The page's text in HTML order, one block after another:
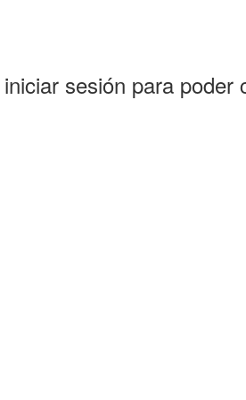
sesión para poder